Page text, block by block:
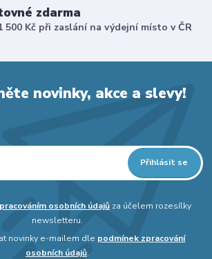
zdarma
500 Kč při zaslání na výdejní místo v ČR
novinky, akce a slevy!
Přihlásit se
osobních údajůza účelem rozesílky
newsletteru.
novinky e-mailem dle podmínek zpracování
osobních údajů.